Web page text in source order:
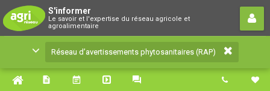
S'informer
Le savoir et l'expertise du réseau agricole et
agroalimentaire
Réseau d’avertissements
phytosanitaires (RAP)
Le savoir et l'expertise du réseau agricole et
agroalimentaire
Réseau d’avertissements phytosanitaires (RAP)